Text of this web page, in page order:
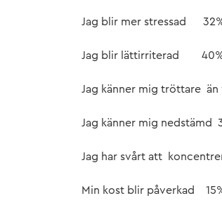
Jag blir mer stressad
Jag blir lättirriterad
Jag känner mig tröttare
Jag känner mig nedstämd
Jag har svårt att
Min kost blir påverkad